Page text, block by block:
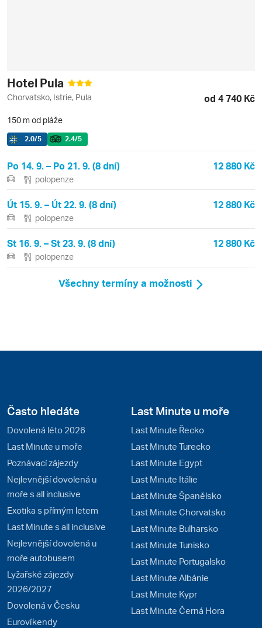
Hotel Pula
Chorvatsko, Istrie, Pula od 4 740 Kč
150 m od pláže
2.0/5 2.4/5
Po 14. 9. – Po 21. 9. (8 dní) 12 880 Kč
polopenze
Út 15. 9. – Út 22. 9. (8 dní) 12 880 Kč
polopenze
St 16. 9. – St 23. 9. (8 dní) 12 880 Kč
polopenze
Všechny termíny a možnosti
Často hledáte
Dovolená léto 2026
Last Minute u moře
Poznávací zájezdy
Nejlevnější dovolená u
moře s all inclusive
Exotika s přímým letem
Last Minute s all inclusive
Nejlevnější dovolená u
moře autobusem
Lyžařské zájezdy
2026/2027
Dovolená v Česku
Eurovíkendy
Last Minute u moře
Last Minute Řecko
Last Minute Turecko
Last Minute Egypt
Last Minute Itálie
Last Minute Španělsko
Last Minute Chorvatsko
Last Minute Bulharsko
Last Minute Tunisko
Last Minute Portugalsko
Last Minute Albánie
Last Minute Kypr
Last Minute Černá Hora